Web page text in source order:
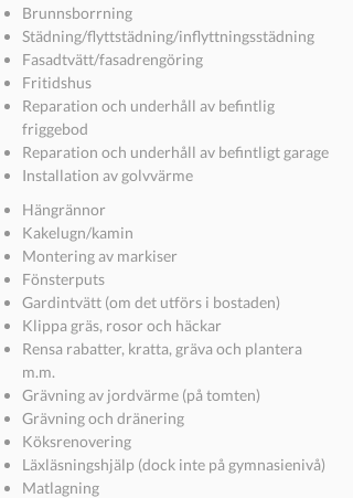
Brunnsborrning
Städning/flyttstädning/inflyttningsstädning
Fasadtvätt/fasadrengöring
Fritidshus
Reparation och underhåll av befintlig
friggebod
Reparation och underhåll av befintligt garage
Installation av golvvärme
Hängrännor
Kakelugn/kamin
Montering av markiser
Fönsterputs
Gardintvätt (om det utförs i bostaden)
Klippa gräs, rosor och häckar
Rensa rabatter, kratta, gräva och plantera
m.m.
Grävning av jordvärme (på tomten)
Grävning och dränering
Köksrenovering
Läxläsningshjälp (dock inte på gymnasienivå)
Matlagning